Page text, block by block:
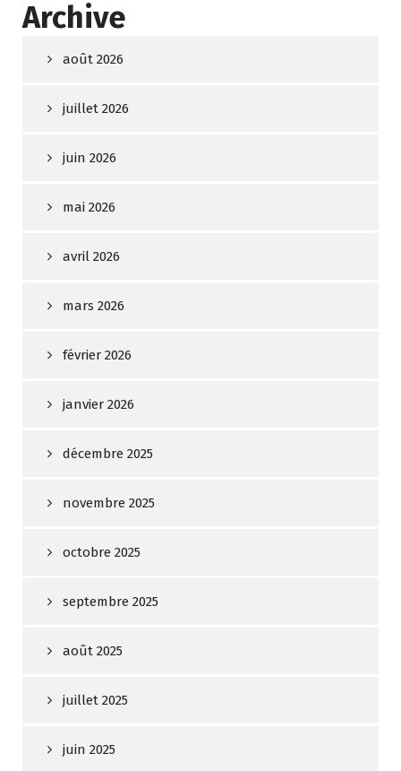
Archive
août 2026
juillet 2026
juin 2026
mai 2026
avril 2026
mars 2026
février 2026
janvier 2026
décembre 2025
novembre 2025
octobre 2025
septembre 2025
août 2025
juillet 2025
juin 2025